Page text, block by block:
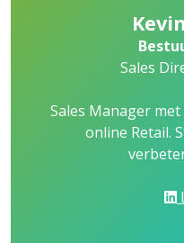
Sales
Sales Manager met
online Retail.